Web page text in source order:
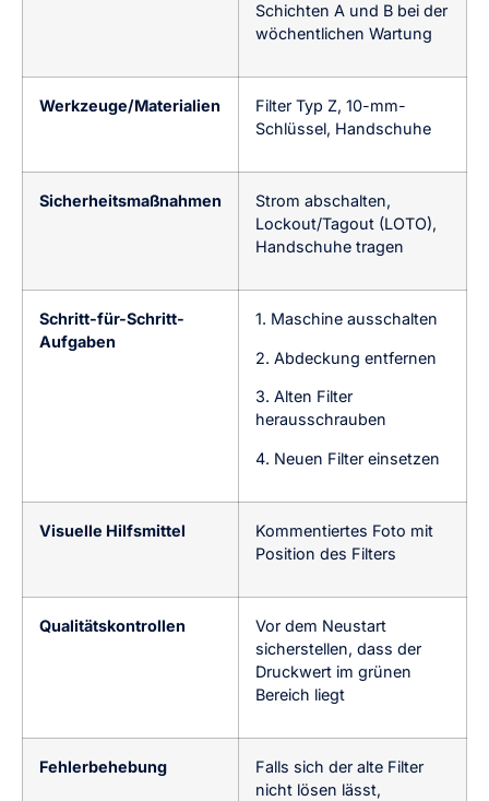
Schichten A und B bei der
wöchentlichen Wartung
Werkzeuge/Materialien
Filter Typ Z, 10-mm-
Schlüssel, Handschuhe
Sicherheitsmaßnahmen
Strom abschalten,
Lockout/Tagout (LOTO),
Handschuhe tragen
Schritt-für-Schritt-
Aufgaben
1. Maschine ausschalten
2. Abdeckung entfernen
3. Alten Filter
herausschrauben
4. Neuen Filter einsetzen
Visuelle Hilfsmittel
Kommentiertes Foto mit
Position des Filters
Qualitätskontrollen
Vor dem Neustart
sicherstellen, dass der
Druckwert im grünen
Bereich liegt
Fehlerbehebung
Falls sich der alte Filter
nicht lösen lässt,